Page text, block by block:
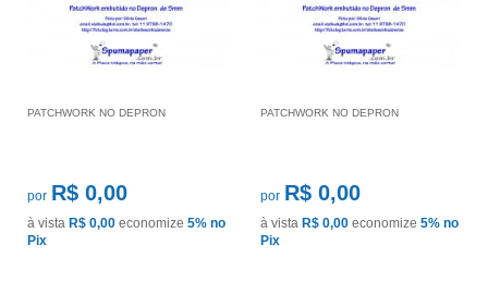
PATCHWORK NO DEPRON
por R$ 0,00
à vista R$ 0,00 economize 5% no
Pix
PATCHWORK NO DEPRON
por R$ 0,00
à vista R$ 0,00 economize 5% no
Pix